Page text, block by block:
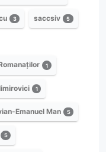
3 saccsiv 5
1
1
Emanuel Man 5
5